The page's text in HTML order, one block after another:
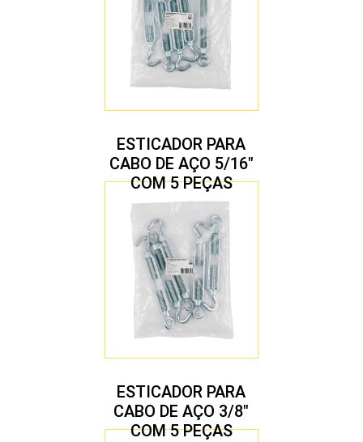
ESTICADOR PARA
CABO DE AÇO 5/16″
COM 5 PEÇAS
ESTICADOR PARA
CABO DE AÇO 3/8″
COM 5 PEÇAS